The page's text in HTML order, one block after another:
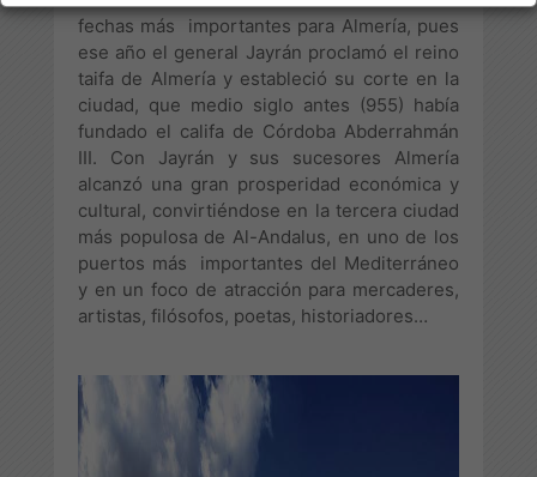
fechas más importantes para Almería, pues
ese año el general Jayrán proclamó el reino
taifa de Almería y estableció su corte en la
ciudad, que medio siglo antes (955) había
fundado el califa de Córdoba Abderrahmán
III. Con Jayrán y sus sucesores Almería
alcanzó una gran prosperidad económica y
cultural, convirtiéndose en la tercera ciudad
más populosa de Al-Andalus, en uno de los
puertos más importantes del Mediterráneo
y en un foco de atracción para mercaderes,
artistas, filósofos, poetas, historiadores…